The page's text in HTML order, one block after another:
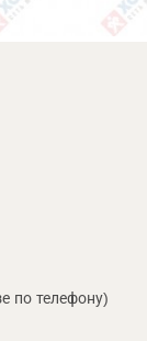
по телефону)